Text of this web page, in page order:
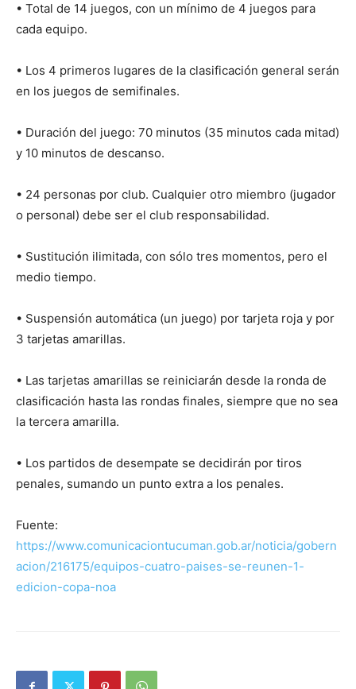
• Total de 14 juegos, con un mínimo de 4 juegos para
cada equipo.
• Los 4 primeros lugares de la clasificación general serán
en los juegos de semifinales.
• Duración del juego: 70 minutos (35 minutos cada mitad)
y 10 minutos de descanso.
• 24 personas por club. Cualquier otro miembro (jugador
o personal) debe ser el club responsabilidad.
• Sustitución ilimitada, con sólo tres momentos, pero el
medio tiempo.
• Suspensión automática (un juego) por tarjeta roja y por
3 tarjetas amarillas.
• Las tarjetas amarillas se reiniciarán desde la ronda de
clasificación hasta las rondas finales, siempre que no sea
la tercera amarilla.
• Los partidos de desempate se decidirán por tiros
penales, sumando un punto extra a los penales.
Fuente:
https://www.comunicaciontucuman.gob.ar/noticia/gobern
acion/216175/equipos-cuatro-paises-se-reunen-1-
edicion-copa-noa